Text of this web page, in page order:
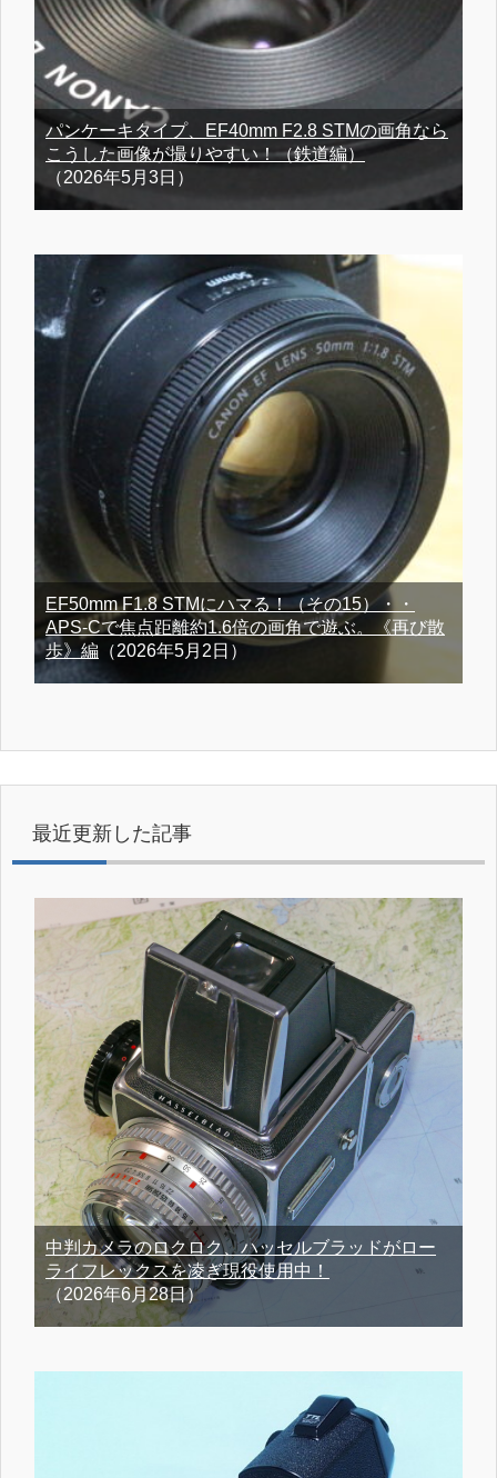
パンケーキタイプ、EF40mm F2.8 STMの画角なら
こうした画像が撮りやすい！（鉄道編）
（2026年5月3日）
EF50mm F1.8 STMにハマる！（その15）・・
APS-Cで焦点距離約1.6倍の画角で遊ぶ。《再び散
歩》編 （2026年5月2日）
最近更新した記事
中判カメラのロクロク、ハッセルブラッドがロー
ライフレックスを凌ぎ現役使用中！
（2026年6月28日）